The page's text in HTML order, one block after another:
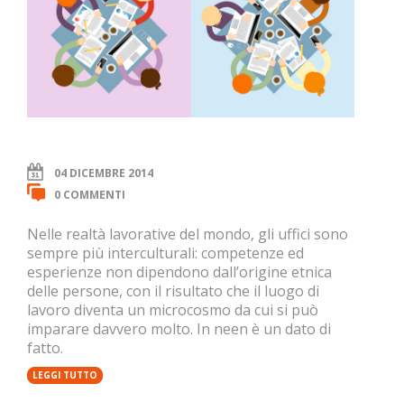
04 DICEMBRE 2014
0 COMMENTI
Nelle realtà lavorative del mondo, gli uffici sono
sempre più interculturali: competenze ed
esperienze non dipendono dall’origine etnica
delle persone, con il risultato che il luogo di
lavoro diventa un microcosmo da cui si può
imparare davvero molto. In neen è un dato di
fatto.
LEGGI TUTTO